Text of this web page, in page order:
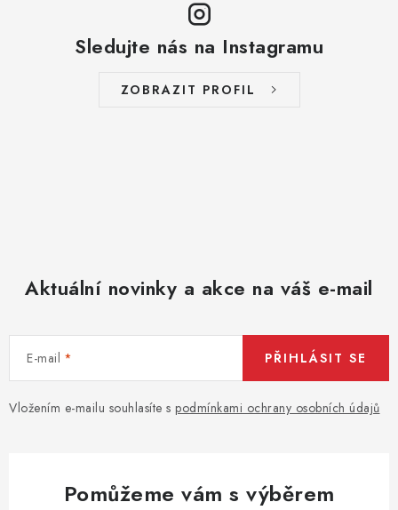
Sledujte nás na Instagramu
ZOBRAZIT PROFIL
Aktuální novinky a akce na váš e-mail
E-mail
Vložením e-mailu souhlasíte s podmínkami ochrany osobních údajů
PŘIHLÁSIT SE
Pomůžeme vám s výběrem